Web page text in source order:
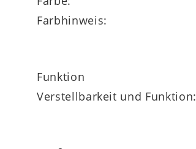
Farbhinweis:
Funktion
Verstellbarkeit und Funktion: